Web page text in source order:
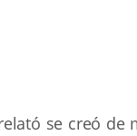
se creó de